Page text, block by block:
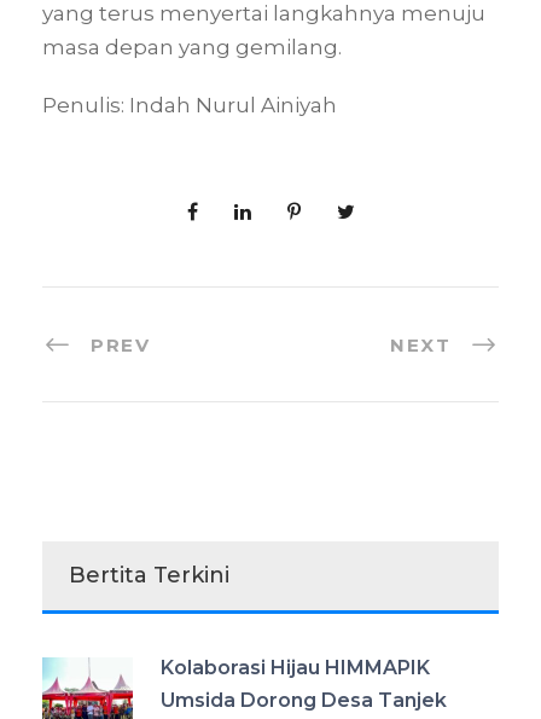
yang terus menyertai langkahnya menuju
masa depan yang gemilang.
Penulis: Indah Nurul Ainiyah
PREV NEXT
Bertita Terkini
Kolaborasi Hijau HIMMAPIK
Umsida Dorong Desa Tanjek